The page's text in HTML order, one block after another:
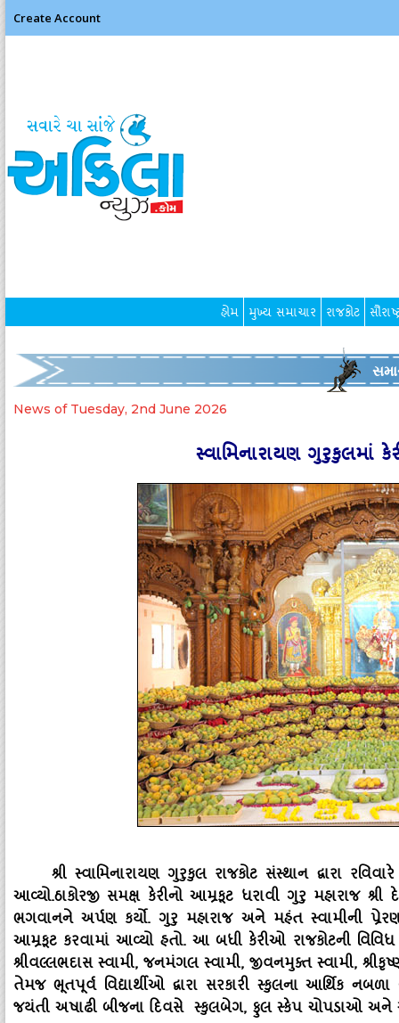
Create Account
હોમ મુખ્ય સમાચાર રાજકોટ
News of Tuesday, 2nd June 2026
સ્‍વામિનારાયણ ગુરુકુલમાં
શ્રી સ્‍વામિનારાયણ ગુરુકુલ રાજકોટ સંસ્‍થાન દ્વારા
આવ્‍યો.ઠાકોરજી સમક્ષ કેરીનો આમ્રકૂટ ધરાવી ગુરુ મહારાજ
ભગવાનને અર્પણ કર્યો. ગુરુ મહારાજ અને મહંત સ્‍વામીની
આમ્રકૂટ કરવામાં આવ્‍યો હતો. આ બધી કેરીઓ રાજકોટની વિવિધ
શ્રીવલ્લભદાસ સ્‍વામી, જનમંગલ સ્‍વામી, જીવનમુક્‍ત સ્‍વામી,
તેમજ ભૂતપૂર્વ વિદ્યાર્થીઓ દ્વારા સરકારી સ્‍કુલના આર્થિક
જયંતી અષાઢી બીજના દિવસે સ્‍કુલબેગ, ફુલ સ્‍કેપ ચોપડાઓ